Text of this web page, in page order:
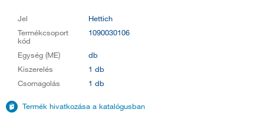
Jel
Hettich
Termékcsoport
kód
1090030106
Egység (ME)
db
Kiszerelés
1 db
Csomagolás
1 db
Termék hivatkozása a katalógusban